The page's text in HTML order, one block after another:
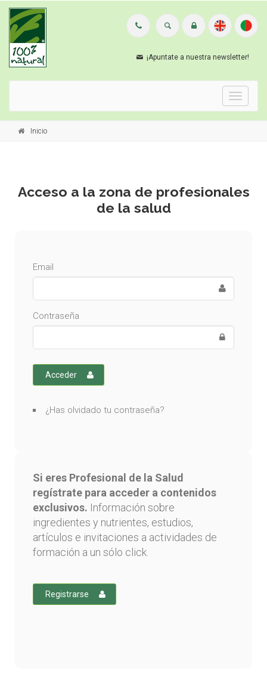
¡Apuntate a nuestra newsletter!
Menu
Inicio
Acceso a la zona de profesionales
de la salud
Email
Contraseña
Acceder
¿Has olvidado tu contraseña?
Si eres Profesional de la Salud
regístrate para acceder a contenidos
exclusivos. Información sobre
ingredientes y nutrientes, estudios,
artículos e invitaciones a actividades de
formación a un sólo click.
Registrarse